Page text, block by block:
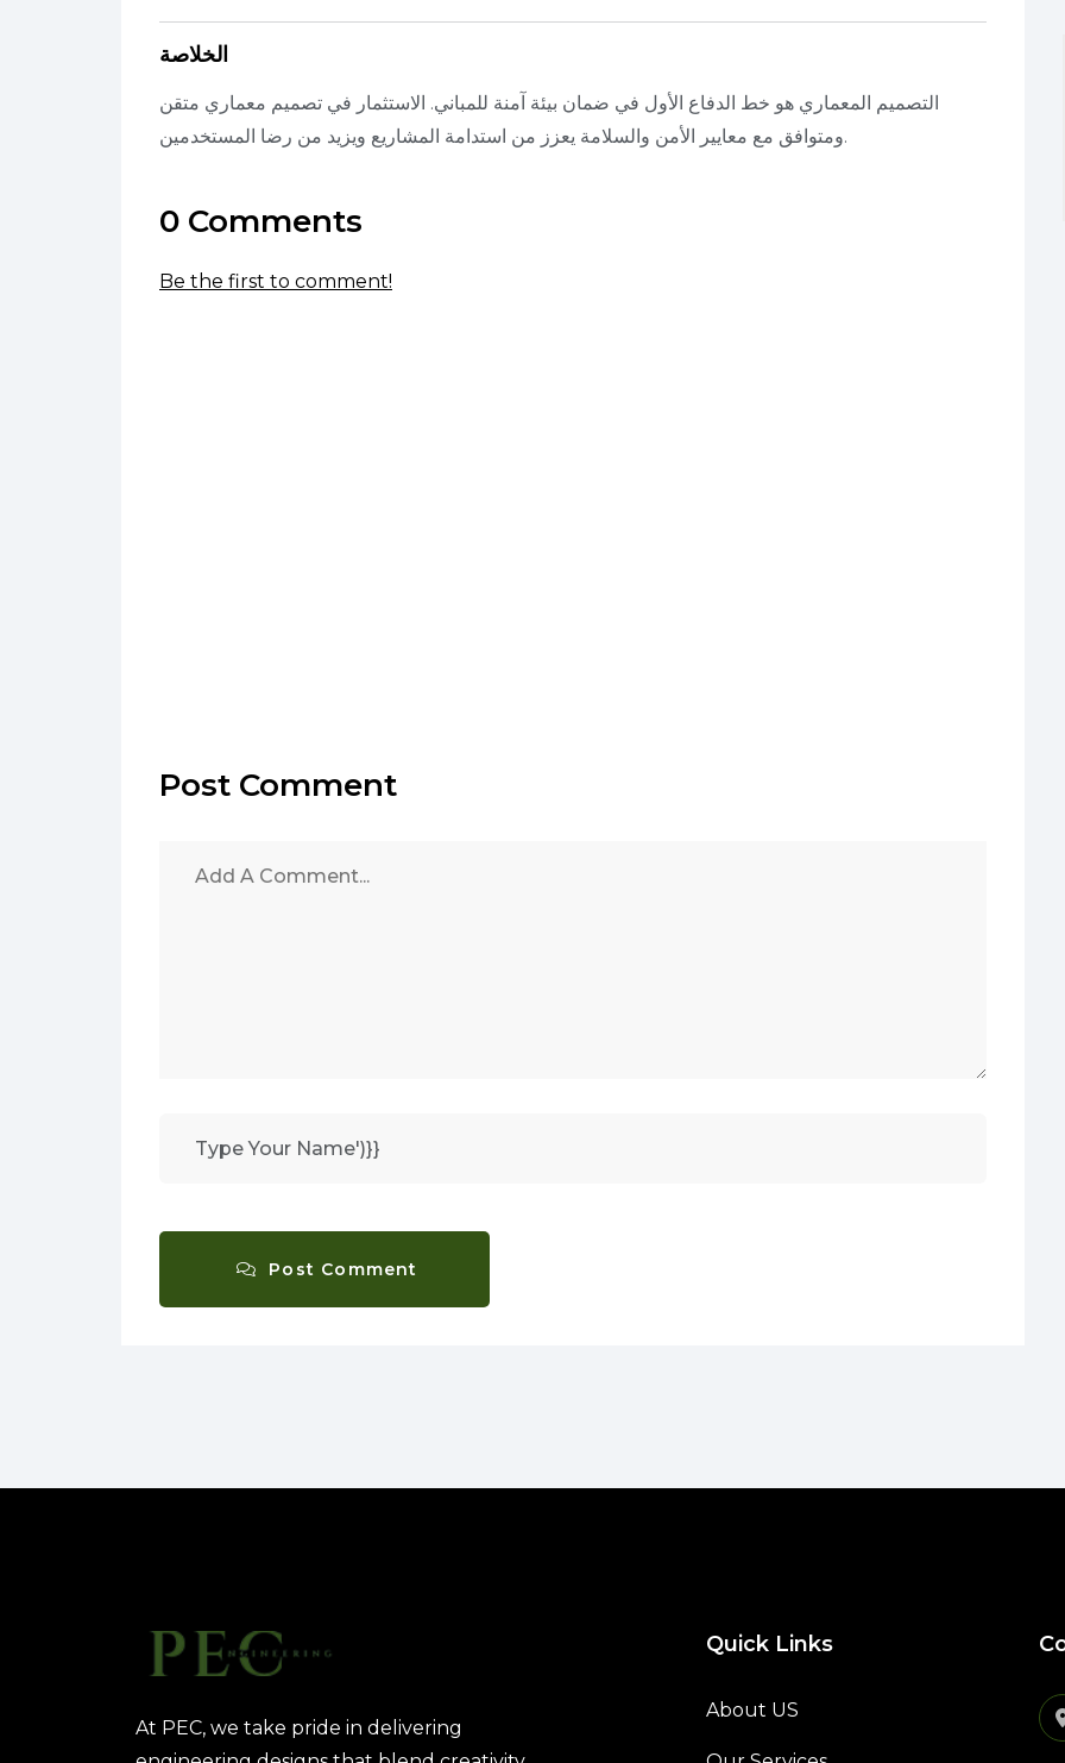
الخلاصة
التصميم المعماري هو خط الدفاع الأول في ضمان بيئة آمنة للمباني. الاستثمار في تصميم معماري متقن
ومتوافق مع معايير الأمن والسلامة يعزز من استدامة المشاريع ويزيد من رضا المستخدمين.
0 Comments
Be the first to comment!
Post Comment
Post Comment
At PEC, we take pride in delivering
Quick Links
About US